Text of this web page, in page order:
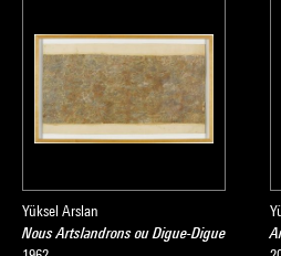
Yüksel Arslan
Nous Artslandrons ou Digue-Digue